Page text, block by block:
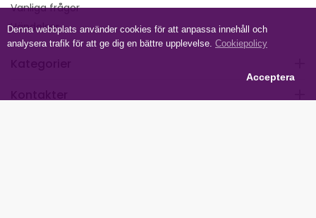
Vanliga frågor
Händelser
Denna webbplats använder cookies för att anpassa innehåll och
analysera trafik för att ge dig en bättre upplevelse. Cookiepolicy
Acceptera